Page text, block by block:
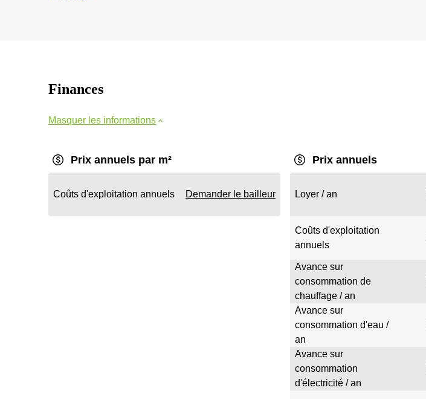
Finances
Masquer les informations
Prix annuels par m²
Coûts d'exploitation annuels Demander le bailleur
Prix annuels
Loyer / an
Coûts d'exploitation
annuels
Avance sur
consommation de
chauffage / an
Avance sur
consommation d'eau /
an
Avance sur
consommation
d'électricité / an